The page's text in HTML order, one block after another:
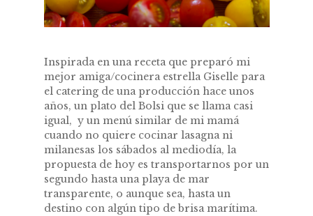
Inspirada en una receta que preparó mi
mejor amiga/cocinera estrella Giselle para
el catering de una producción hace unos
años, un plato del Bolsi que se llama casi
igual, y un menú similar de mi mamá
cuando no quiere cocinar lasagna ni
milanesas los sábados al mediodía, la
propuesta de hoy es transportarnos por un
segundo hasta una playa de mar
transparente, o aunque sea, hasta un
destino con algún tipo de brisa marítima.